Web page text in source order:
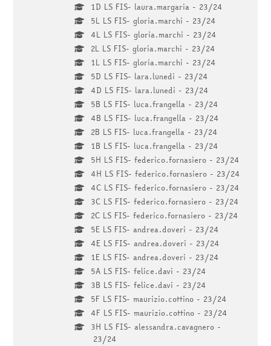
1D LS FIS- laura.margaria - 23/24
5L LS FIS- gloria.marchi - 23/24
4L LS FIS- gloria.marchi - 23/24
2L LS FIS- gloria.marchi - 23/24
1L LS FIS- gloria.marchi - 23/24
5D LS FIS- lara.lunedi - 23/24
4D LS FIS- lara.lunedi - 23/24
5B LS FIS- luca.frangella - 23/24
4B LS FIS- luca.frangella - 23/24
2B LS FIS- luca.frangella - 23/24
1B LS FIS- luca.frangella - 23/24
5H LS FIS- federico.fornasiero - 23/24
4H LS FIS- federico.fornasiero - 23/24
4C LS FIS- federico.fornasiero - 23/24
3C LS FIS- federico.fornasiero - 23/24
2C LS FIS- federico.fornasiero - 23/24
5E LS FIS- andrea.doveri - 23/24
4E LS FIS- andrea.doveri - 23/24
1E LS FIS- andrea.doveri - 23/24
5A LS FIS- felice.davi - 23/24
3B LS FIS- felice.davi - 23/24
5F LS FIS- maurizio.cottino - 23/24
4F LS FIS- maurizio.cottino - 23/24
3H LS FIS- alessandra.cavagnero -
23/24